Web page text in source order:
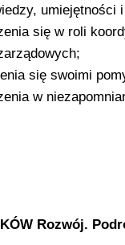
umiejętności
się w roli
się swoimi
w
Rozwój.